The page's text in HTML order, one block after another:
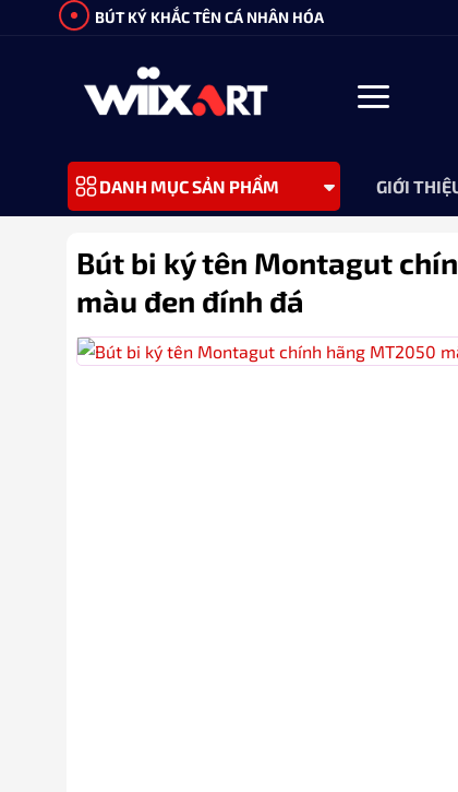
BÚT KÝ KHẮC TÊN CÁ NHÂN HÓA
DANH MỤC SẢN PHẨM GIỚI
Bút bi ký tên Montagut
màu đen đính đá